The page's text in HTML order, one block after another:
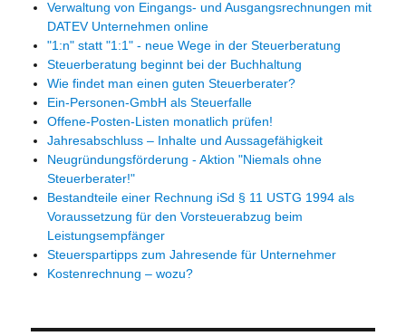
Verwaltung von Eingangs- und Ausgangsrechnungen mit
DATEV Unternehmen online
"1:n" statt "1:1" - neue Wege in der Steuerberatung
Steuerberatung beginnt bei der Buchhaltung
Wie findet man einen guten Steuerberater?
Ein-Personen-GmbH als Steuerfalle
Offene-Posten-Listen monatlich prüfen!
Jahresabschluss – Inhalte und Aussagefähigkeit
Neugründungsförderung - Aktion "Niemals ohne
Steuerberater!"
Bestandteile einer Rechnung iSd § 11 USTG 1994 als
Voraussetzung für den Vorsteuerabzug beim
Leistungsempfänger
Steuerspartipps zum Jahresende für Unternehmer
Kostenrechnung – wozu?